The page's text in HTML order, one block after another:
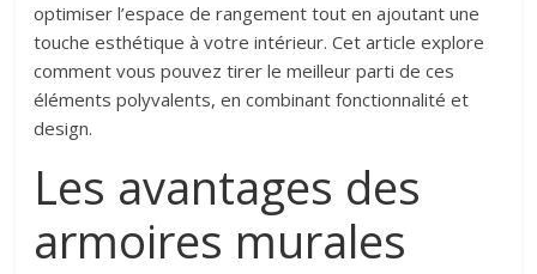
optimiser l’espace de rangement tout en ajoutant une
touche esthétique à votre intérieur. Cet article explore
comment vous pouvez tirer le meilleur parti de ces
éléments polyvalents, en combinant fonctionnalité et
design.
Les avantages des
armoires murales